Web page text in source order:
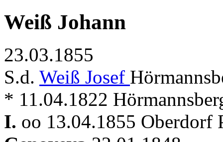
Weiß Johann
23.03.1855
S.d. Weiß Josef
* 11.04.1822
I. oo 13.04.1855 Oberdorf